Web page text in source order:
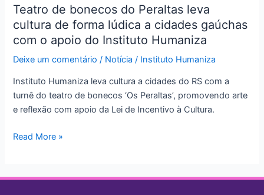
Teatro de bonecos do Peraltas leva
cultura de forma lúdica a cidades gaúchas
com o apoio do Instituto Humaniza
Deixe um comentário / Notícia / Instituto Humaniza
Instituto Humaniza leva cultura a cidades do RS com a
turnê do teatro de bonecos ‘Os Peraltas’, promovendo arte
e reflexão com apoio da Lei de Incentivo à Cultura.
bonecos
do
Peraltas
cultura
de
forma
lúdica
cidades
o
Read More »